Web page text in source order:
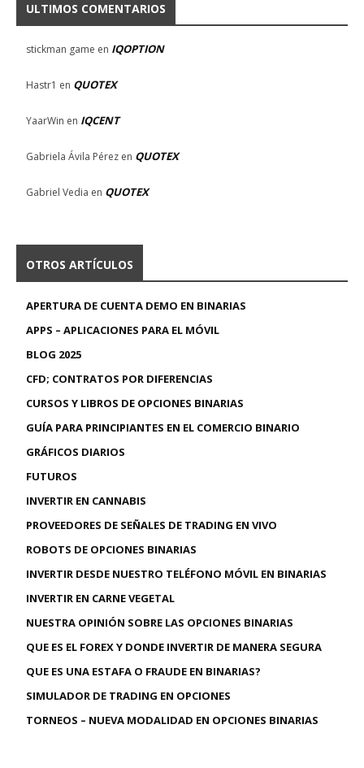
ULTIMOS COMENTARIOS
stickman game en IQOPTION
Hastr1 en QUOTEX
YaarWin en IQCENT
Gabriela Ávila Pérez en QUOTEX
Gabriel Vedia en QUOTEX
OTROS ARTÍCULOS
APERTURA DE CUENTA DEMO EN BINARIAS
APPS – APLICACIONES PARA EL MÓVIL
BLOG 2025
CFD; CONTRATOS POR DIFERENCIAS
CURSOS Y LIBROS DE OPCIONES BINARIAS
GUÍA PARA PRINCIPIANTES EN EL COMERCIO BINARIO
GRÁFICOS DIARIOS
FUTUROS
INVERTIR EN CANNABIS
PROVEEDORES DE SEÑALES DE TRADING EN VIVO
ROBOTS DE OPCIONES BINARIAS
INVERTIR DESDE NUESTRO TELÉFONO MÓVIL EN BINARIAS
INVERTIR EN CARNE VEGETAL
NUESTRA OPINIÓN SOBRE LAS OPCIONES BINARIAS
QUE ES EL FOREX Y DONDE INVERTIR DE MANERA SEGURA
QUE ES UNA ESTAFA O FRAUDE EN BINARIAS?
SIMULADOR DE TRADING EN OPCIONES
TORNEOS – NUEVA MODALIDAD EN OPCIONES BINARIAS